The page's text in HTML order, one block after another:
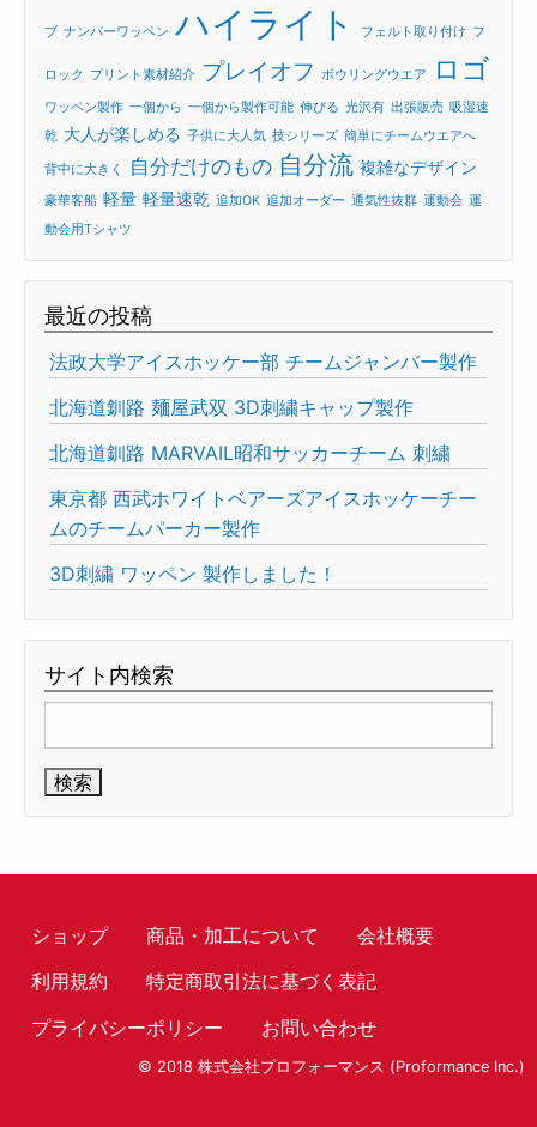
ブ ナンバーワッペン ハイライト フェルト取り付け フ
ロック プリント素材紹介 プレイオフ ボウリングウエア ロゴ
ワッペン製作 一個から 一個から製作可能 伸びる 光沢有 出張販売 吸湿速
乾 大人が楽しめる 子供に大人気 技シリーズ 簡単にチームウエアへ
背中に大きく 自分だけのもの 自分流 複雑なデザイン
豪華客船 軽量 軽量速乾 追加OK 追加オーダー 通気性抜群 運動会 運
動会用Tシャツ
最近の投稿
法政大学アイスホッケー部 チームジャンバー製作
北海道釧路 麺屋武双 3D刺繍キャップ製作
北海道釧路 MARVAIL昭和サッカーチーム 刺繍
東京都 西武ホワイトベアーズアイスホッケーチー
ムのチームパーカー製作
3D刺繍 ワッペン 製作しました！
サイト内検索
索:
ショップ 商品・加工について
会社概要
利用規約
特定商取引法に基づく表記
プライバシーポリシー
お問い合わせ
© 2018 株式会社プロフォーマンス (Proformance Inc.)